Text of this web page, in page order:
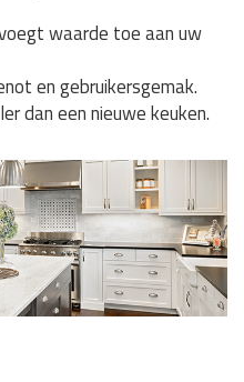
waarde toe aan uw
en gebruikersgemak.
dan een nieuwe keuken.